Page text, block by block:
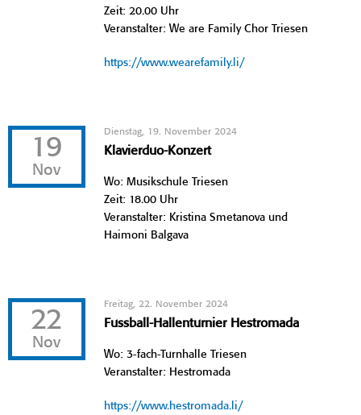
Zeit: 20.00 Uhr
Veranstalter: We are Family Chor Triesen
https://www.wearefamily.li/
19
Nov
Dienstag, 19. November 2024
Klavierduo-Konzert
Wo: Musikschule Triesen
Zeit: 18.00 Uhr
Veranstalter: Kristina Smetanova und
Haimoni Balgava
22
Nov
Freitag, 22. November 2024
Fussball-Hallenturnier Hestromada
Wo: 3-fach-Turnhalle Triesen
Veranstalter: Hestromada
https://www.hestromada.li/